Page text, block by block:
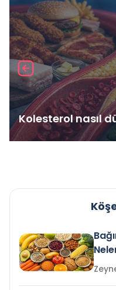
Kolesterol nasıl